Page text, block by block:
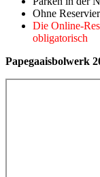
Ohne
Die Online-
obligatorisch
Papegaaisbolwerk